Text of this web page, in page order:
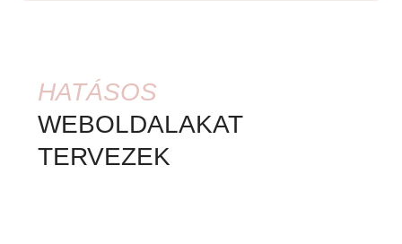
HATÁSOS
WEBOLDALAKAT
TERVEZEK